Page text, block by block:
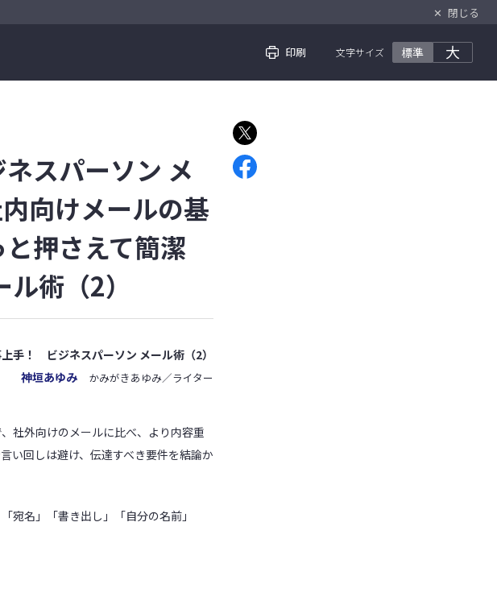
✕ 閉じる
印刷 文字サイズ 標準 大
スパーソン メ
向けメールの基
押さえて簡潔
術（2）
手！ ビジネスパーソン メール術（2）
神垣あゆみ
かみがきあゆみ／ライター
社外向けのメールに比べ、より内容重
い回しは避け、伝達すべき要件を結論か
宛名」「書き出し」「自分の名前」